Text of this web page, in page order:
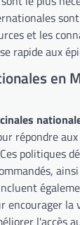
et les
rapide aux
en
répondre
politiques
encourager la